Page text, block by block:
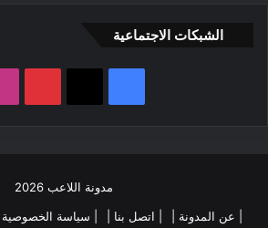
الشبكات الاجتماعية
ت
مدونة اللاعب 2026
| عن المدونة |
| اتصل بنا | | سياسة الخصوصية |